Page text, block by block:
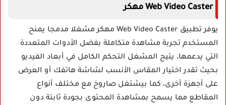
Web Video Caster مهكر
يوفر تطبيق Web Video Caster مهكر مشغلا مدمجا يمنح
المستخدم تجربة مشاهدة متكاملة بفضل الأدوات المتعددة
التي يدعمها، يتيح المشغل التحكم الكامل في أبعاد الفيديو
بحيث تقدر اختيار المقاس الأنسب لشاشة هاتفك أو العرض
على أجهزة أخرى، كما بيشتغل صاروخ مع مختلف أنواع
المقاطع مما يسمح بمشاهدة المحتوى بجودة ثابتة دون